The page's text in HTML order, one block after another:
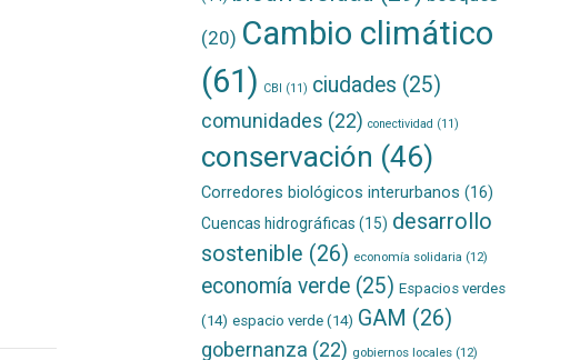
(20) Cambio climático
(61) CBI (11) ciudades (25)
comunidades (22) conectividad (11)
conservación (46)
Corredores biológicos interurbanos (16)
Cuencas hidrográficas (15) desarrollo
sostenible (26) economía solidaria (12)
economía verde(25) Espacios verdes
(14) espacio verde(14) GAM (26)
gobernanza (22) gobiernos locales(12)